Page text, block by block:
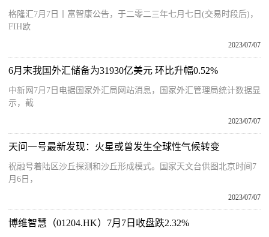
格隆汇7月7日丨富智康公告，于二零二三年七月七日(交易时段后)，
FIH欧
2023/07/07
6月末我国外汇储备为31930亿美元 环比升幅0.52%
中新网7月7日电据国家外汇局网站消息，国家外汇管理局统计数据显
示，截
2023/07/07
天问一号最新发现：火星或曾发生全球性气候转变
祝融号着陆区沙丘探测和沙丘形成模式。国家天文台供图北京时间7
月6日，
2023/07/07
博维智慧（01204.HK）7月7日收盘跌2.32%